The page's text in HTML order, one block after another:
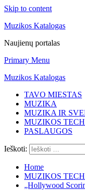
Skip to content
Muzikos Katalogas
Naujienų portalas
Primary Menu
Muzikos Katalogas
TAVO MIESTAS
MUZIKA
MUZIKA IR
MUZIKOS
PASLAUGOS
Ieškoti:
Home
MUZIKOS
„Hollywood